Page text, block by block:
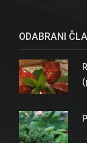
ODABRANI